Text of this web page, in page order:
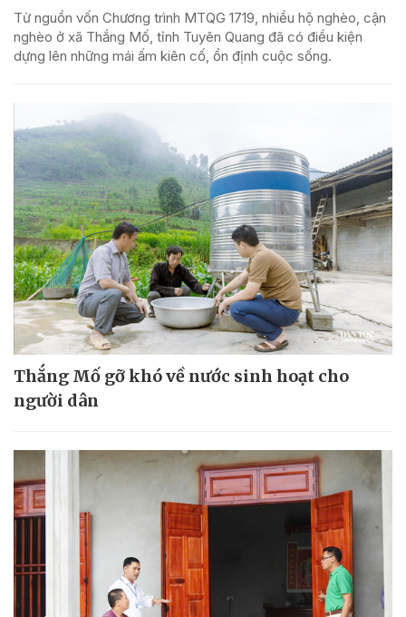
Từ nguồn vốn Chương trình MTQG 1719, nhiều hộ nghèo, cận
nghèo ở xã Thắng Mố, tỉnh Tuyên Quang đã có điều kiện
dựng lên những mái ấm kiên cố, ổn định cuộc sống.
Thắng Mố gỡ khó về nước sinh hoạt cho
người dân